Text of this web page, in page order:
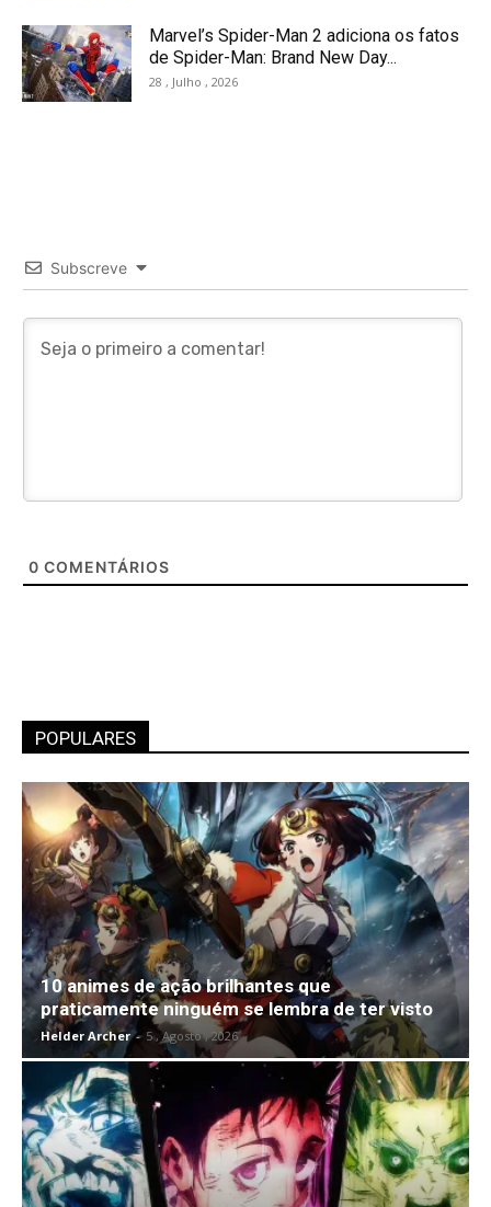
Marvel’s Spider-Man 2 adiciona os fatos
de Spider-Man: Brand New Day...
28 , Julho , 2026
Subscreve
0 COMENTÁRIOS
POPULARES
10 animes de ação brilhantes que
praticamente ninguém se lembra de ter visto
Helder Archer - 5 , Agosto , 2026